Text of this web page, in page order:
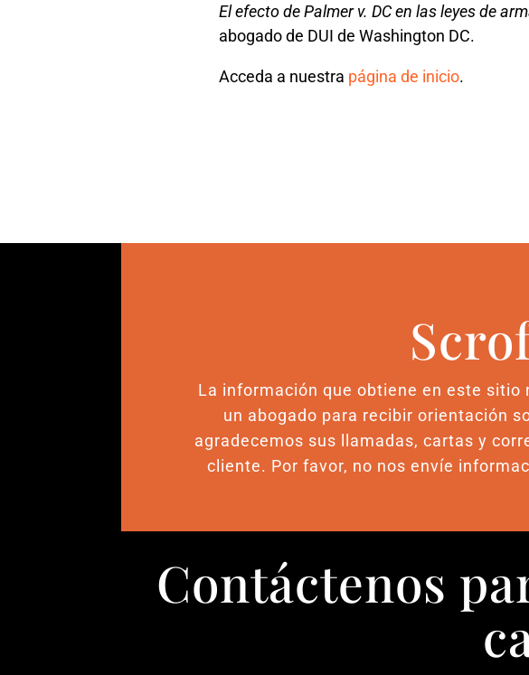
El efecto de Palmer v. DC en las leyes de
abogado de DUI de Washington DC.
Acceda a nuestra página de inicio.
La información que obtiene en este sitio
un abogado para recibir orientación
agradecemos sus llamadas, cartas y
cliente. Por favor, no nos envíe
Contáctenos